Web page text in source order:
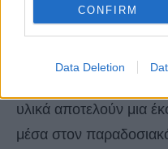
CONFIRM
Data Deletion
«Η συνολική
ρέουσες
μια ρευστή σύνθεση
υλικά αποτελούν μια
μέσα στον